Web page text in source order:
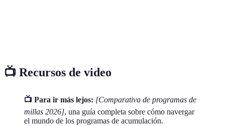
📺 Recursos de video
📺 Para ir más lejos: [Comparativa de programas de
millas 2026], una guía completa sobre cómo navergar
el mundo de los programas de acumulación.